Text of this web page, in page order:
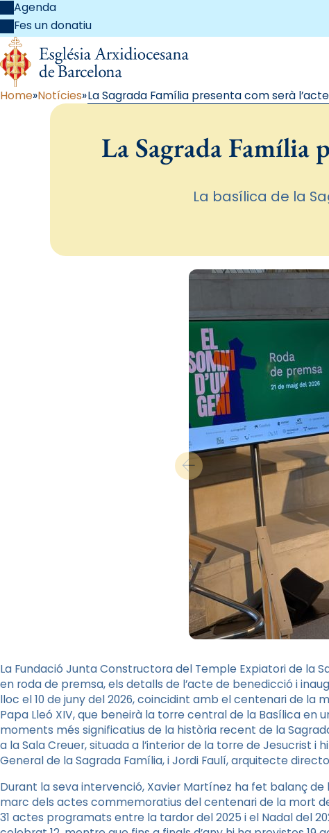
Agenda
Fes un donatiu
Home Notícies La Sagrada Família presenta com serà
La Sagrada Família
La basílica de la
La Fundació Junta Constructora del Temple Expiatori de la
en roda de premsa, els detalls de l’acte de benedicció i
lloc el 10 de juny del 2026, coincidint amb el centenari de la
Papa Lleó XIV, que beneirà la torre central de la Basílica en
moments més significatius de la història recent de la
a la Sala Creuer, situada a l’interior de la torre de Jesucrist i
General de la Sagrada Família, i Jordi Faulí, arquitecte
Durant la seva intervenció, Xavier Martínez ha fet balanç
marc dels actes commemoratius del centenari de la mort
31 actes programats entre la tardor del 2025 i el Nadal del